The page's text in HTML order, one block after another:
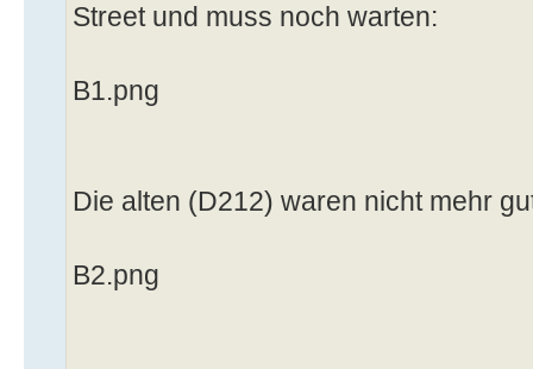
Street und muss noch warten:
B1.png
Die alten (D212) waren nicht mehr
B2.png